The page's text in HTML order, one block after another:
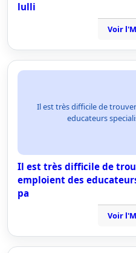
lulli
Voir
Il est très difficile de
educateurs
Il est très difficile de
emploient des
pa
Voir